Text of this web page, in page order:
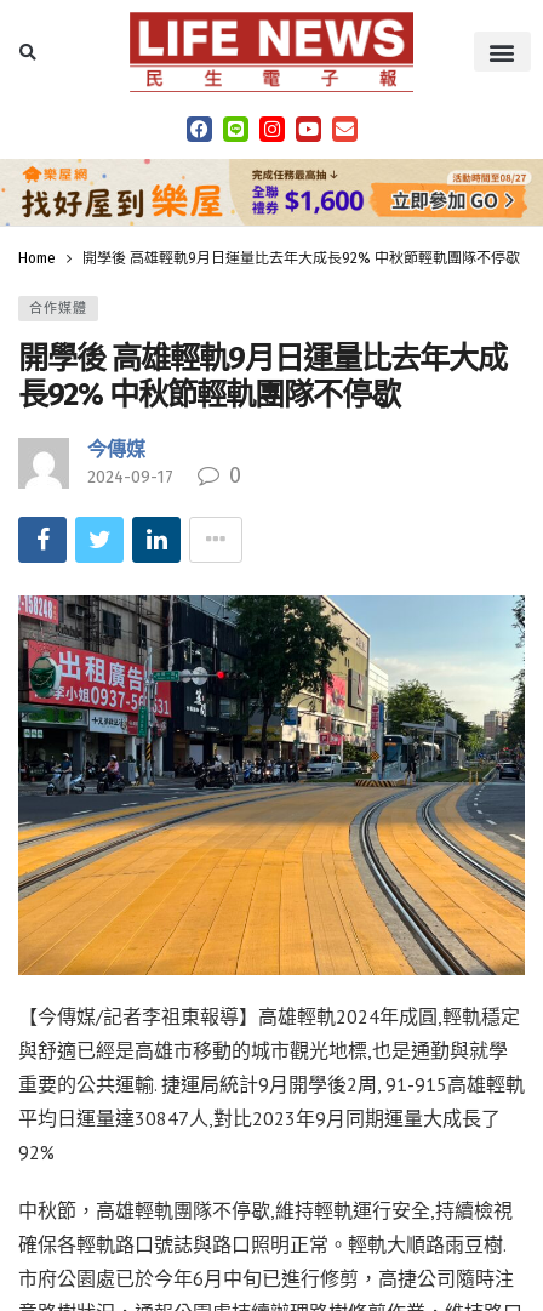
Home 開學後 高雄輕軌9月日運量比去年大成長92% 中秋節輕軌團隊不停歇
合作媒體
開學後 高雄輕軌9月日運量比去年大成
長92% 中秋節輕軌團隊不停歇
今傳媒
2024-09-17 0
【今傳媒/記者李祖東報導】高雄輕軌2024年成圓,輕軌穩定
與舒適已經是高雄市移動的城市觀光地標,也是通勤與就學
重要的公共運輸. 捷運局統計9月開學後2周, 91-915高雄輕軌
平均日運量達30847人,對比2023年9月同期運量大成長了
92%
中秋節，高雄輕軌團隊不停歇,維持輕軌運行安全,持續檢視
確保各輕軌路口號誌與路口照明正常。輕軌大順路雨豆樹.
市府公園處已於今年6月中旬已進行修剪，高捷公司隨時注